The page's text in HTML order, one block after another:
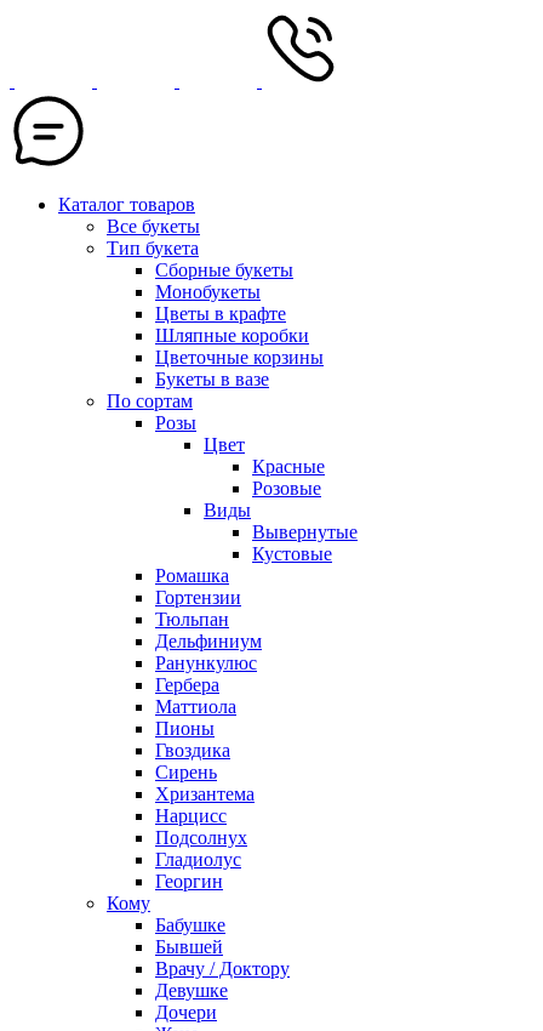
Каталог товаров
Все букеты
Тип букета
Сборные букеты
Монобукеты
Цветы в крафте
Шляпные коробки
Цветочные корзины
Букеты в вазе
По сортам
Розы
Цвет
Красные
Розовые
Виды
Вывернутые
Кустовые
Ромашка
Гортензии
Тюльпан
Дельфиниум
Ранункулюс
Гербера
Маттиола
Пионы
Гвоздика
Сирень
Хризантема
Нарцисс
Подсолнух
Гладиолус
Георгин
Кому
Бабушке
Бывшей
Врачу / Доктору
Девушке
Дочери